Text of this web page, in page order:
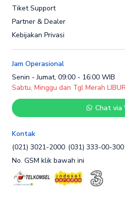
Tiket Support
Partner & Dealer
Kebijakan Privasi
Jam Operasional
Senin - Jumat, 09:00 - 16:00 WIB
Sabtu, Minggu dan Tgl Merah
Chat via
Kontak
(021) 3021-2000 (031) 333-00-300
No. GSM klik bawah ini